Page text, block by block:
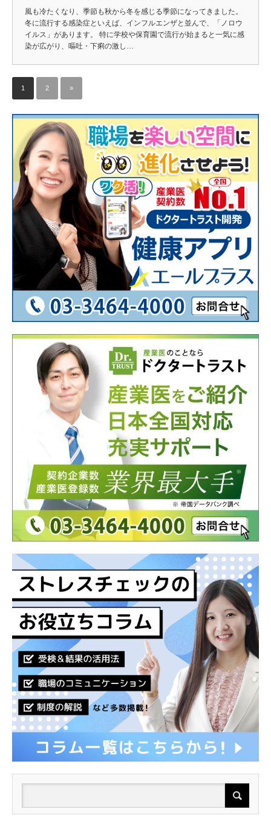
風も冷たくなり、季節も秋から冬を感じる季節になってきました。
冬に流行する感染症といえば、インフルエンザと並んで、「ノロウ
イルス」があります。 特に学校や保育園で流行が始まると一気に感
染が広がり、嘔吐・下痢の激し…
1 2 »